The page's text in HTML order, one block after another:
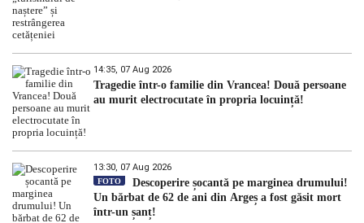
14:35, 07 Aug 2026
Tragedie într-o familie din Vrancea! Două persoane
au murit electrocutate în propria locuință!
13:30, 07 Aug 2026
FOTO
Descoperire șocantă pe marginea drumului!
Un bărbat de 62 de ani din Argeș a fost găsit mort
într-un șanț!